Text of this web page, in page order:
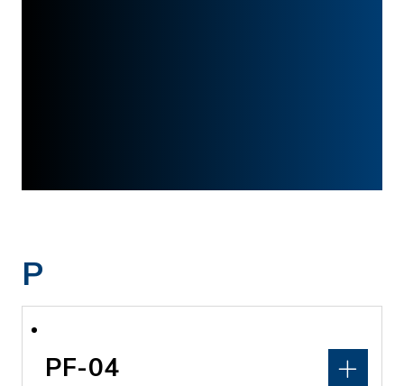
P
PF-04